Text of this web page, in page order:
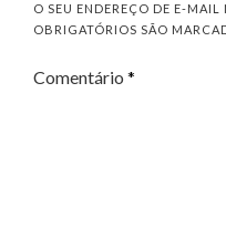
O SEU ENDEREÇO DE E-MAIL
OBRIGATÓRIOS SÃO
Comentário *